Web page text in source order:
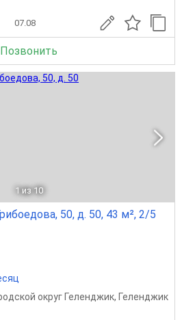
07.08
Позвонить
1 из 10
50, д. 50, 43 м², 2/5
округ Геленджик, Геленджик